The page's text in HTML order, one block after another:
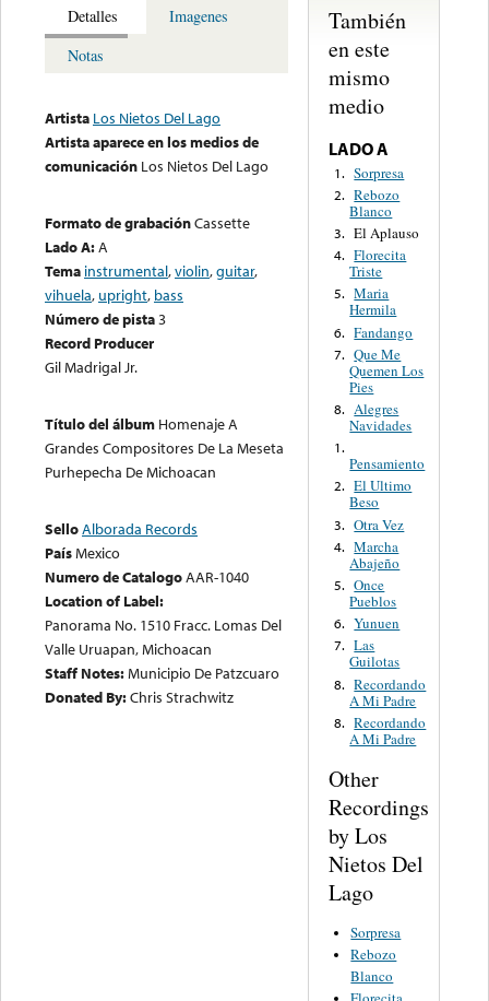
Detalles
Imagenes
Notas
Artista Los Nietos Del Lago
Artista aparece en los medios de
comunicación Los Nietos Del Lago
Formato de grabaciónCassette
Lado A:A
Tema instrumental,violin,guitar,
vihuela, upright, bass
Número de pista3
Record Producer
Gil Madrigal Jr.
Título del álbum Homenaje A
Grandes Compositores De La Meseta
Purhepecha De Michoacan
SelloAlborada Records
PaísMexico
Numero de CatalogoAAR-1040
Location of Label:
Panorama No. 1510 Fracc. Lomas Del
Valle Uruapan, Michoacan
Staff Notes:Municipio De Patzcuaro
Donated By:Chris Strachwitz
También
en este
mismo
medio
LADO A
1. Sorpresa
2. Rebozo
Blanco
3. El Aplauso
4. Florecita
Triste
5. Maria
Hermila
6. Fandango
7. Que Me
Quemen Los
Pies
8. Alegres
Navidades
1.
Pensamiento
2. El Ultimo
Beso
3. Otra Vez
4. Marcha
Abajeño
5. Once
Pueblos
6. Yunuen
7. Las
Guilotas
8. Recordando
A Mi Padre
8. Recordando
A Mi Padre
Other
Recordings
by Los
Nietos Del
Lago
Sorpresa
Rebozo
Blanco